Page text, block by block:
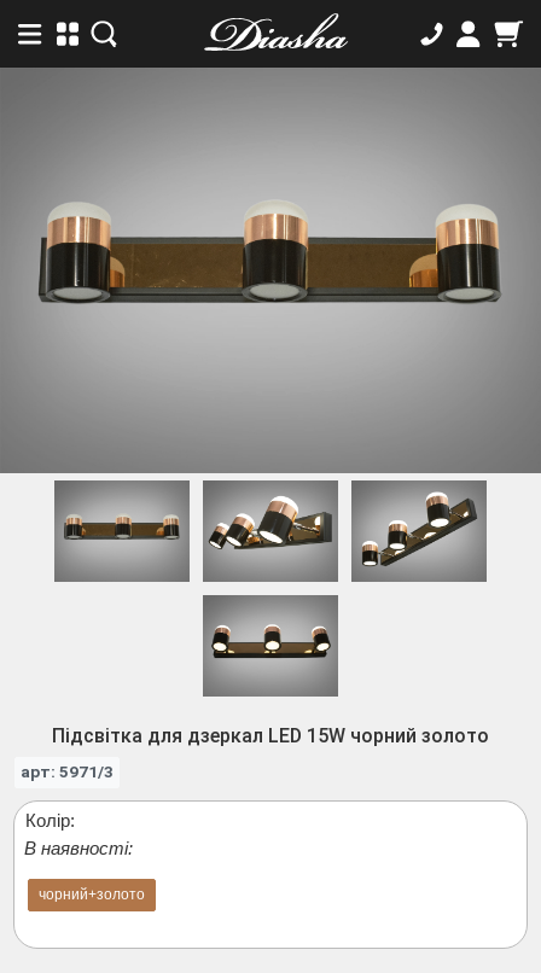
Підсвітка для дзеркал LED 15W чорний золото
арт: 5971/3
Колір:
В наявності:
чорний+золото